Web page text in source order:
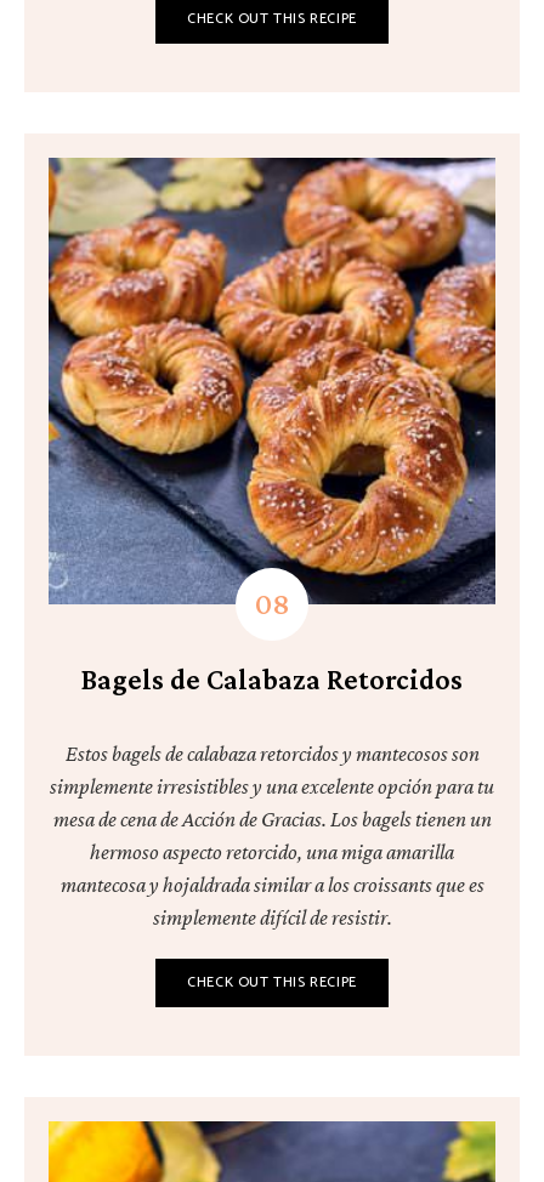
CHECK OUT THIS RECIPE
Bagels de Calabaza Retorcidos
Estos bagels de calabaza retorcidos y mantecosos son
simplemente irresistibles y una excelente opción para tu
mesa de cena de Acción de Gracias. Los bagels tienen un
hermoso aspecto retorcido, una miga amarilla
mantecosa y hojaldrada similar a los croissants que es
simplemente difícil de resistir.
CHECK OUT THIS RECIPE